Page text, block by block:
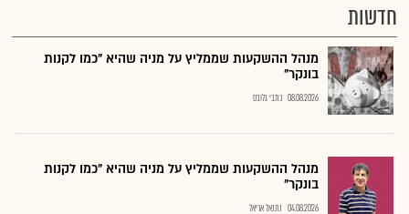
חדשות
מנהל ההשקעות שממליץ על מניה שהיא "כמו לקנות
בונקר"
08.08.2026 כתבי גלובס
מנהל ההשקעות שממליץ על מניה שהיא "כמו לקנות
בונקר"
04.08.2026 נתנאל אריאל